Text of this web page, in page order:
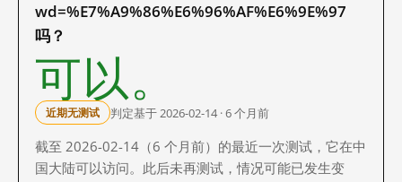
wd=%E7%A9%86%E6%96%AF%E6%9E%97
吗？
可以。
近期无测试 判定基于 2026-02-14 · 6 个月前
截至 2026-02-14（6 个月前）的最近一次测试，它在中
国大陆可以访问。此后未再测试，情况可能已发生变